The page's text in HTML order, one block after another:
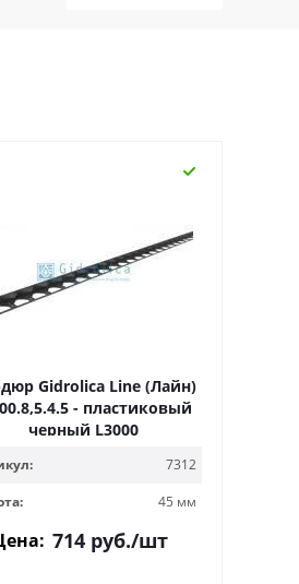
Gidrolica Line (Лайн)
- пластиковый
черный L3000
7312
45 мм
714руб./шт